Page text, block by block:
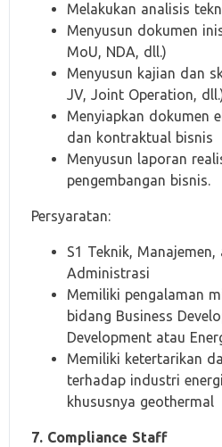
Melakukan analisis
Menyusun dokumen
MoU, NDA, dll.)
Menyusun kajian dan
JV, Joint Operation,
Menyiapkan dokumen
dan kontraktual bisnis
Menyusun laporan
pengembangan bisnis.
Persyaratan:
S1 Teknik, Manajemen,
Administrasi
Memiliki pengalaman
bidang Business
Development atau
Memiliki ketertarikan
terhadap industri
khususnya geothermal
7. Compliance Staff